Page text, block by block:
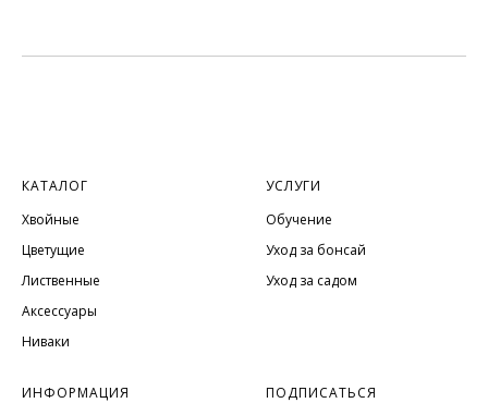
КАТАЛОГ
Хвойные
Цветущие
Лиственные
Аксессуары
Ниваки
УСЛУГИ
Обучение
Уход за бонсай
Уход за садом
ИНФОРМАЦИЯ
ПОДПИСАТЬСЯ